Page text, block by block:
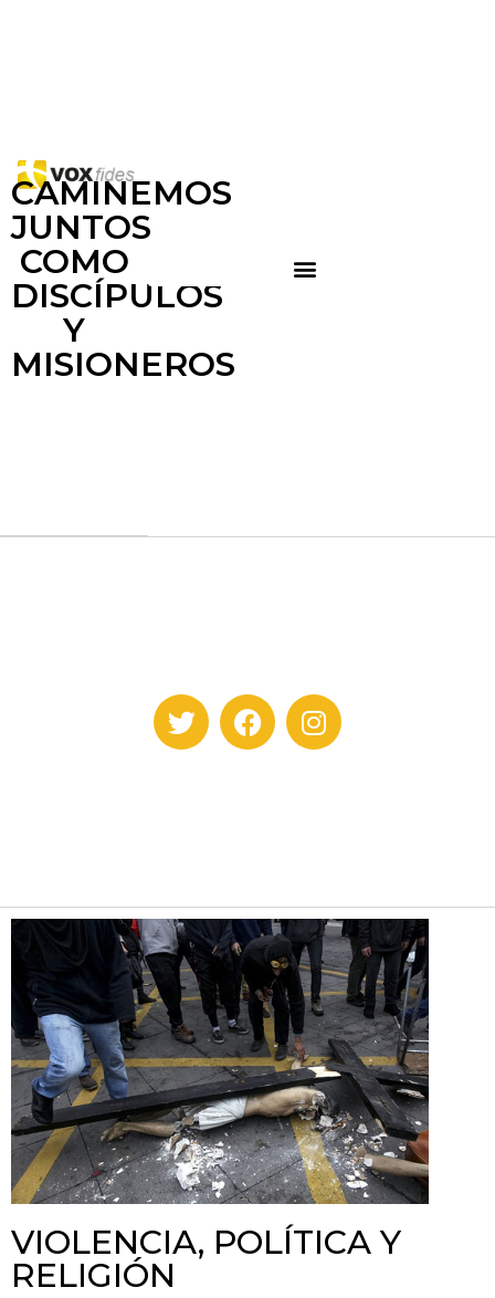
CAMINEMOS
JUNTOS
COMO
DISCÍPULOS
Y
MISIONEROS
VIOLENCIA, POLÍTICA Y
RELIGIÓN